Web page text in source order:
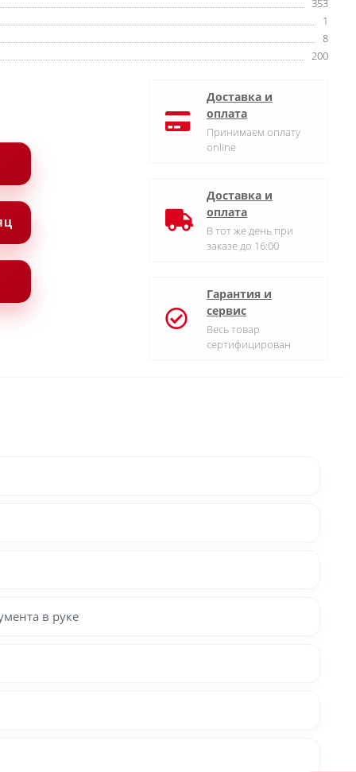
353
1
8
200
Доставка и
оплата
Принимаем оплату
online
Доставка и
оплата
В тот же день при
заказе до 16:00
Гарантия и
сервис
Весь товар
сертифицирован
в руке